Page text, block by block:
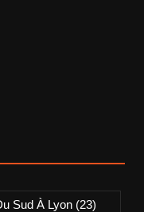
Sud À Lyon(23)